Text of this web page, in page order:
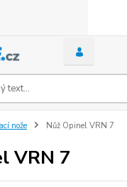
nože Nůž Opinel VRN 7
VRN 7